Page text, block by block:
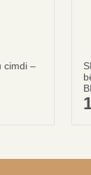
cimdi –